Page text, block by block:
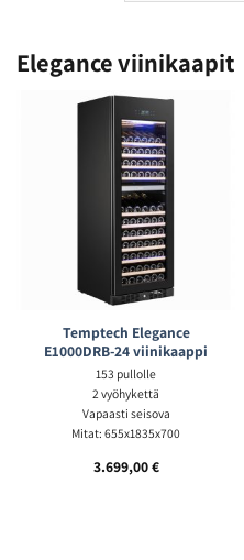
Elegance viinikaapit
Temptech Elegance
E1000DRB-24 viinikaappi
153 pullolle
2 vyöhykettä
Vapaasti seisova
Mitat: 655x1835x700
3.699,00€